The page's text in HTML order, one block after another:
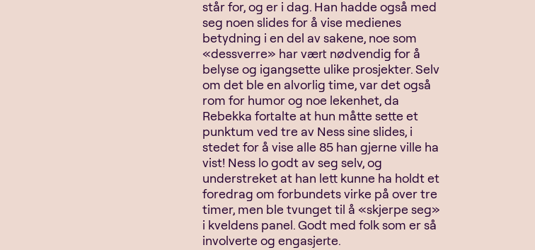
står for, og er i dag. Han hadde også med
seg noen slides for å vise medienes
betydning i en del av sakene, noe som
«dessverre» har vært nødvendig for å
belyse og igangsette ulike prosjekter. Selv
om det ble en alvorlig time, var det også
rom for humor og noe lekenhet, da
Rebekka fortalte at hun måtte sette et
punktum ved tre av Ness sine slides, i
stedet for å vise alle 85 han gjerne ville ha
vist! Ness lo godt av seg selv, og
understreket at han lett kunne ha holdt et
foredrag om forbundets virke på over tre
timer, men ble tvunget til å «skjerpe seg»
i kveldens panel. Godt med folk som er så
involverte og engasjerte.